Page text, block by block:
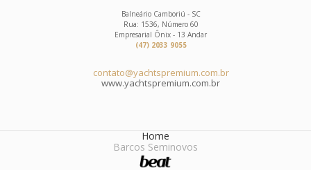
Balneário Camboriú - SC
Rua: 1536, Número 60
Empresarial Ônix - 13 Andar
(47) 2033 9055
contato@yachtspremium.com.br
www.yachtspremium.com.br
Home
Barcos Seminovos